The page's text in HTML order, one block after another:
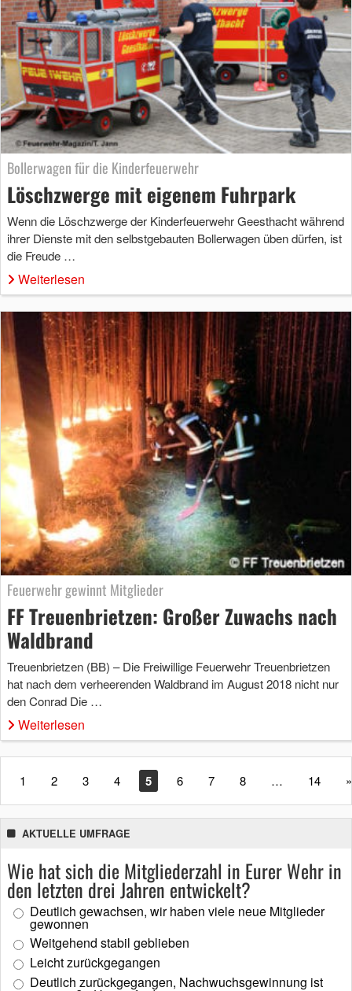
Bollerwagen für die Kinderfeuerwehr
Löschzwerge mit eigenem Fuhrpark
Wenn die Löschzwerge der Kinderfeuerwehr Geesthacht während
ihrer Dienste mit den selbstgebauten Bollerwagen üben dürfen, ist
die Freude …
Weiterlesen
Feuerwehr gewinnt Mitglieder
FF Treuenbrietzen: Großer Zuwachs nach
Waldbrand
Treuenbrietzen (BB) – Die Freiwillige Feuerwehr Treuenbrietzen
hat nach dem verheerenden Waldbrand im August 2018 nicht nur
den Conrad Die …
Weiterlesen
1 2 3 4 5 6 7 8 … 14 »
AKTUELLE UMFRAGE
Wie hat sich die Mitgliederzahl in Eurer Wehr in
den letzten drei Jahren entwickelt?
Deutlich gewachsen, wir haben viele neue Mitglieder
gewonnen
Weitgehend stabil geblieben
Leicht zurückgegangen
Deutlich zurückgegangen, Nachwuchsgewinnung ist